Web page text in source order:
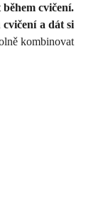
cvičení.
a dát si
kombinovat